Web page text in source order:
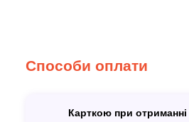
Способи оплати
Карткою при отриманні